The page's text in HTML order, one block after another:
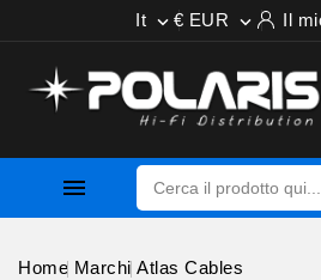
It  € EUR  Il

Home Marchi Atlas Cables